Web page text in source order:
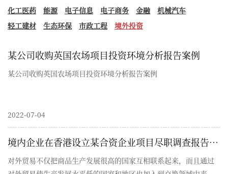
化工医药
能源 电子信息 电子商务 金融
机械汽车
轻工建材
生态环保 市政工程 境外投资
某公司收购英国农场项目投资环境分析报告案例
某公司收购英国农场项目投资环境分析报告案例
2022-07-04
境内企业在香港设立某合资企业项目尽职调查报告案例
对外贸易不仅把商品生产发展很高的国家互相联系起来，而且通过